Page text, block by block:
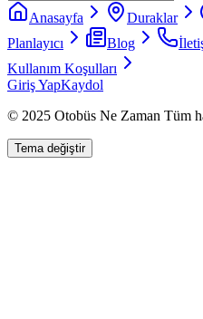
Anasayfa Duraklar
Planlayıcı
Blog
Kullanım Koşulları
Giriş YapKaydol
© 2025 Otobüs Ne Zaman Tüm
Tema değiştir